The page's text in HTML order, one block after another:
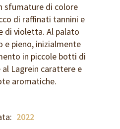
sfumature di colore
di raffinati tannini e
di violetta. Al palato
e pieno, inizialmente
in piccole botti di
Lagrein carattere e
aromatiche.
2022